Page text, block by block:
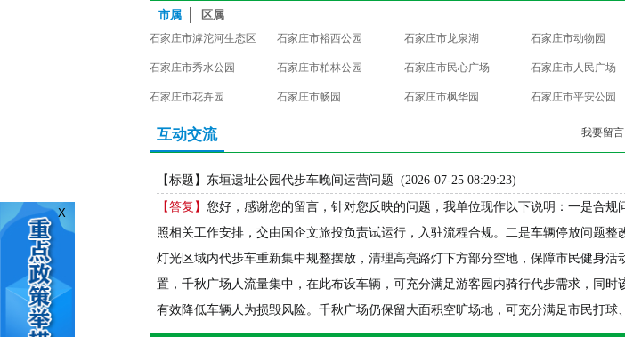
市属 区属
石家庄市滹沱河生态区 石家庄市裕西公园 石家庄市龙泉湖 石家庄市动物园
石家庄市秀水公园 石家庄市柏林公园 石家庄市民心广场 石家庄市人民广场
石家庄市花卉园 石家庄市畅园 石家庄市枫华园 石家庄市平安公园
互动交流 我要留言
X